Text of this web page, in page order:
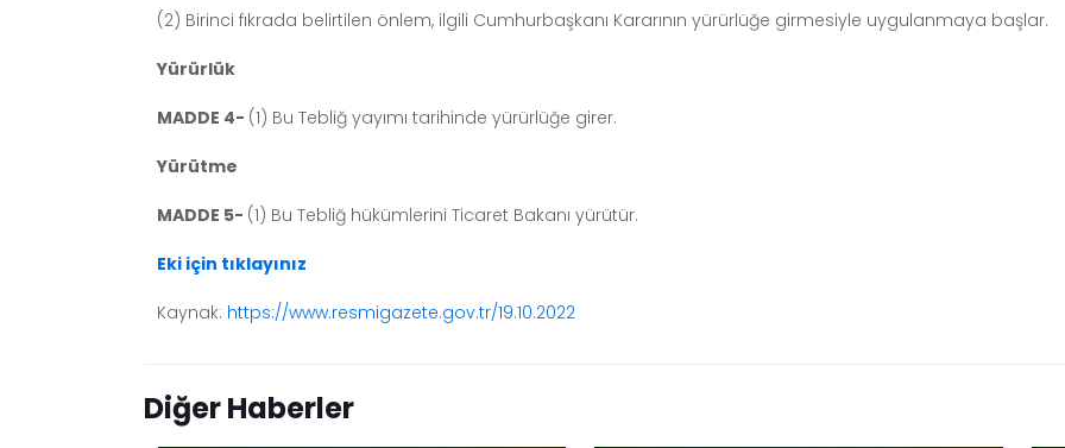
(2) Birinci fıkrada belirtilen önlem, ilgili Cumhurbaşkanı Kararının yürürlüğe girmesiyle uygulanmaya başlar.
Yürürlük
MADDE 4- (1) Bu Tebliğ yayımı tarihinde yürürlüğe girer.
Yürütme
MADDE 5- (1) Bu Tebliğ hükümlerini Ticaret Bakanı yürütür.
Eki için tıklayınız
Kaynak: https://www.resmigazete.gov.tr/19.10.2022
Diğer Haberler